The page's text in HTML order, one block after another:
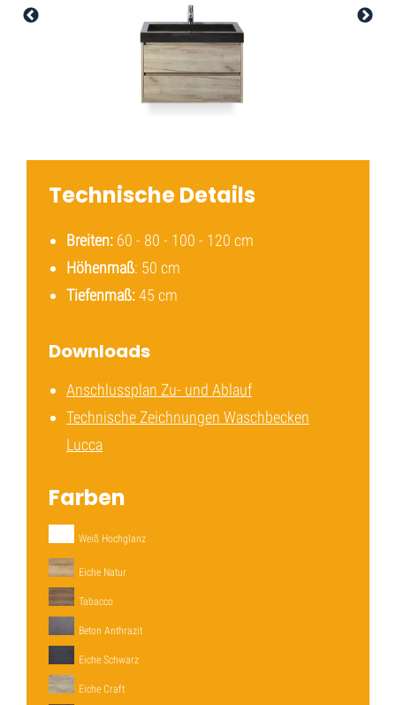
Technische Details
Breiten: 60 - 80 - 100 - 120 cm
Höhenmaß: 50 cm
Tiefenmaß:45 cm
Downloads
Anschlussplan Zu- und Ablauf
Technische Zeichnungen Waschbecken
Lucca
Farben
Weiß Hochglanz
Eiche Natur
Tabacco
Beton Anthrazit
Eiche Schwarz
Eiche Craft